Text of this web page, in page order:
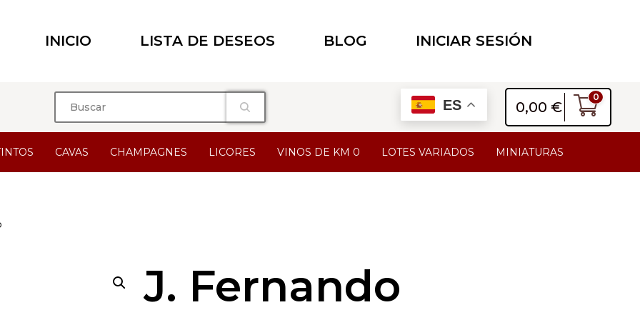
INICIO LISTA DE DESEOS BLOG INICIAR SESIÓN
ES 0,00 €
0
CAVAS CHAMPAGNES LICORES VINOS DE KM 0 LOTES VARIADOS MINIATURAS
J. Fernando